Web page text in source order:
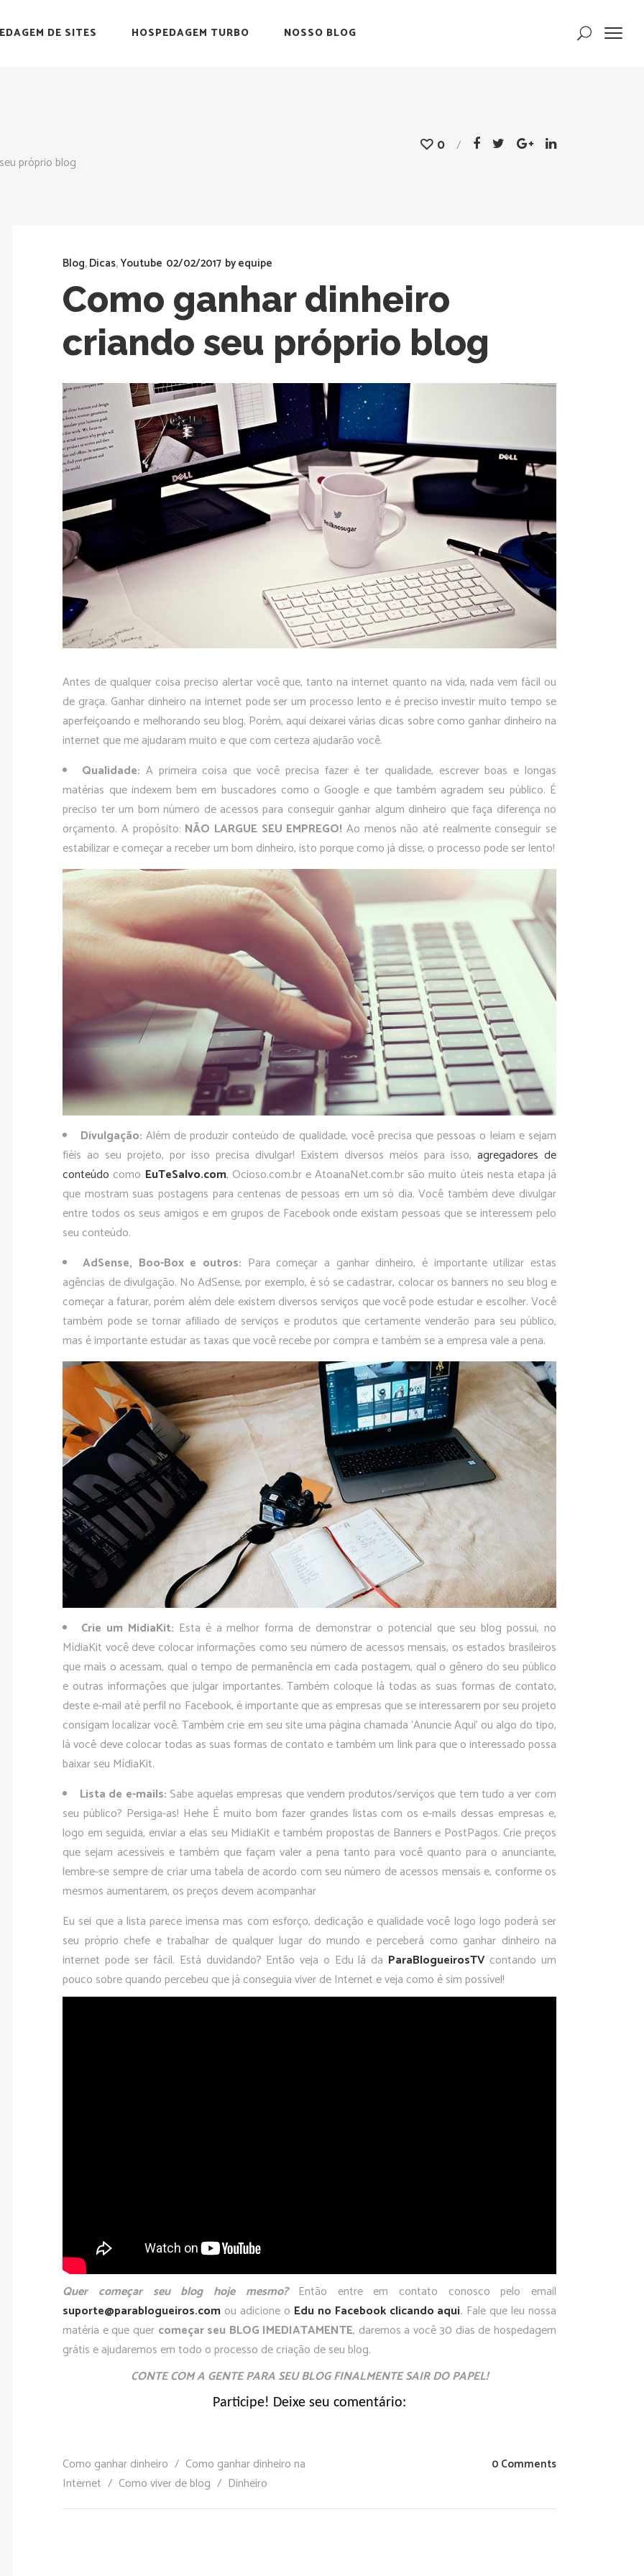
DE SITES HOSPEDAGEM TURBO NOSSO BLOG
próprio blog
0
Blog,Dicas,Youtube 02/02/2017 byequipe
Como ganhar dinheiro
criando seu próprio blog
Antes de qualquer coisa preciso alertar você que, tanto na internet quanto na vida, nada vem fácil ou
de graça. Ganhar dinheiro na internet pode ser um processo lento e é preciso investir muito tempo se
aperfeiçoando e melhorando seu blog. Porém, aqui deixarei várias dicas sobre como ganhar dinheiro na
internet que me ajudaram muito e que com certeza ajudarão você.
Qualidade: A primeira coisa que você precisa fazer é ter qualidade, escrever boas e longas
matérias que indexem bem em buscadores como o Google e que também agradem seu público. É
preciso ter um bom número de acessos para conseguir ganhar algum dinheiro que faça diferença no
orçamento. A propósito: NÃO LARGUE SEU EMPREGO! Ao menos não até realmente conseguir se
estabilizar e começar a receber um bom dinheiro, isto porque como já disse, o processo pode ser lento!
Divulgação: Além de produzir conteúdo de qualidade, você precisa que pessoas o leiam e sejam
fiéis ao seu projeto, por isso precisa divulgar! Existem diversos meios para isso,agregadores de
conteúdo como EuTeSalvo.com, Ocioso.com.br e AtoanaNet.com.br são muito úteis nesta etapa já
que mostram suas postagens para centenas de pessoas em um só dia. Você também deve divulgar
entre todos os seus amigos e em grupos de Facebook onde existam pessoas que se interessem pelo
seu conteúdo.
AdSense, Boo-Box e outros: Para começar a ganhar dinheiro, é importante utilizar estas
agências de divulgação. No AdSense, por exemplo, é só se cadastrar, colocar os banners no seu blog e
começar a faturar, porém além dele existem diversos serviços que você pode estudar e escolher. Você
também pode se tornar afiliado de serviços e produtos que certamente venderão para seu público,
mas é importante estudar as taxas que você recebe por compra e também se a empresa vale a pena.
Crie um MidiaKit: Esta é a melhor forma de demonstrar o potencial que seu blog possui, no
MídiaKit você deve colocar informações como seu número de acessos mensais, os estados brasileiros
que mais o acessam, qual o tempo de permanência em cada postagem, qual o gênero do seu público
e outras informações que julgar importantes. Também coloque lá todas as suas formas de contato,
deste e-mail até perfil no Facebook, é importante que as empresas que se interessarem por seu projeto
consigam localizar você. Também crie em seu site uma página chamada ‘Anuncie Aqui’ ou algo do tipo,
lá você deve colocar todas as suas formas de contato e também um link para que o interessado possa
baixar seu MídiaKit.
Lista de e-mails: Sabe aquelas empresas que vendem produtos/serviços que tem tudo a ver com
seu público? Persiga-as! Hehe É muito bom fazer grandes listas com os e-mails dessas empresas e,
logo em seguida, enviar a elas seu MidiaKit e também propostas de Banners e PostPagos. Crie preços
que sejam acessíveis e também que façam valer a pena tanto para você quanto para o anunciante,
lembre-se sempre de criar uma tabela de acordo com seu número de acessos mensais e, conforme os
mesmos aumentarem, os preços devem acompanhar
Eu sei que a lista parece imensa mas com esforço, dedicação e qualidade você logo logo poderá ser
seu próprio chefe e trabalhar de qualquer lugar do mundo e perceberá como ganhar dinheiro na
internet pode ser fácil. Está duvidando? Então veja o Edu lá da ParaBlogueirosTVcontando um
pouco sobre quando percebeu que já conseguia viver de Internet e veja como é sim possível!
Quer começar seu blog hoje mesmo? Então entre em contato conosco pelo email
suporte@parablogueiros.com ou adicione o Edu no Facebook clicando aqui. Fale que leu nossa
matéria e que quer começar seu BLOG IMEDIATAMENTE, daremos a você 30 dias de hospedagem
grátis e ajudaremos em todo o processo de criação de seu blog.
CONTE COM A GENTE PARA SEU BLOG FINALMENTE SAIR DO PAPEL!
Participe! Deixe seu comentário:
Como ganhar dinheiro / Como ganhar dinheiro na
Internet / Como viver de blog / Dinheiro
0 Comments